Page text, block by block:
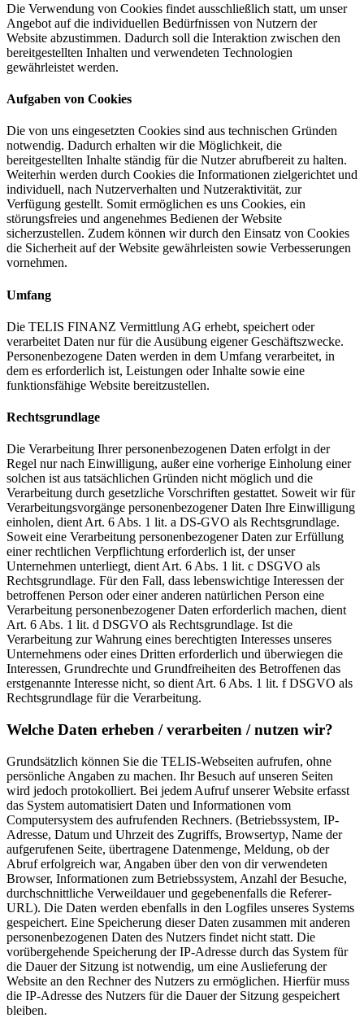
Die Verwendung von Cookies findet ausschließlich statt, um unser
Angebot auf die individuellen Bedürfnissen von Nutzern der
Website abzustimmen. Dadurch soll die Interaktion zwischen den
bereitgestellten Inhalten und verwendeten Technologien
gewährleistet werden.
Aufgaben von Cookies
Die von uns eingesetzten Cookies sind aus technischen Gründen
notwendig. Dadurch erhalten wir die Möglichkeit, die
bereitgestellten Inhalte ständig für die Nutzer abrufbereit zu halten.
Weiterhin werden durch Cookies die Informationen zielgerichtet und
individuell, nach Nutzerverhalten und Nutzeraktivität, zur
Verfügung gestellt. Somit ermöglichen es uns Cookies, ein
störungsfreies und angenehmes Bedienen der Website
sicherzustellen. Zudem können wir durch den Einsatz von Cookies
die Sicherheit auf der Website gewährleisten sowie Verbesserungen
vornehmen.
Umfang
Die TELIS FINANZ Vermittlung AG erhebt, speichert oder
verarbeitet Daten nur für die Ausübung eigener Geschäftszwecke.
Personenbezogene Daten werden in dem Umfang verarbeitet, in
dem es erforderlich ist, Leistungen oder Inhalte sowie eine
funktionsfähige Website bereitzustellen.
Rechtsgrundlage
Die Verarbeitung Ihrer personenbezogenen Daten erfolgt in der
Regel nur nach Einwilligung, außer eine vorherige Einholung einer
solchen ist aus tatsächlichen Gründen nicht möglich und die
Verarbeitung durch gesetzliche Vorschriften gestattet. Soweit wir für
Verarbeitungsvorgänge personenbezogener Daten Ihre Einwilligung
einholen, dient Art. 6 Abs. 1 lit. a DS-GVO als Rechtsgrundlage.
Soweit eine Verarbeitung personenbezogener Daten zur Erfüllung
einer rechtlichen Verpflichtung erforderlich ist, der unser
Unternehmen unterliegt, dient Art. 6 Abs. 1 lit. c DSGVO als
Rechtsgrundlage. Für den Fall, dass lebenswichtige Interessen der
betroffenen Person oder einer anderen natürlichen Person eine
Verarbeitung personenbezogener Daten erforderlich machen, dient
Art. 6 Abs. 1 lit. d DSGVO als Rechtsgrundlage. Ist die
Verarbeitung zur Wahrung eines berechtigten Interesses unseres
Unternehmens oder eines Dritten erforderlich und überwiegen die
Interessen, Grundrechte und Grundfreiheiten des Betroffenen das
erstgenannte Interesse nicht, so dient Art. 6 Abs. 1 lit. f DSGVO als
Rechtsgrundlage für die Verarbeitung.
Welche Daten erheben / verarbeiten / nutzen wir?
Grundsätzlich können Sie die TELIS-Webseiten aufrufen, ohne
persönliche Angaben zu machen. Ihr Besuch auf unseren Seiten
wird jedoch protokolliert. Bei jedem Aufruf unserer Website erfasst
das System automatisiert Daten und Informationen vom
Computersystem des aufrufenden Rechners. (Betriebssystem, IP-
Adresse, Datum und Uhrzeit des Zugriffs, Browsertyp, Name der
aufgerufenen Seite, übertragene Datenmenge, Meldung, ob der
Abruf erfolgreich war, Angaben über den von dir verwendeten
Browser, Informationen zum Betriebssystem, Anzahl der Besuche,
durchschnittliche Verweildauer und gegebenenfalls die Referer-
URL). Die Daten werden ebenfalls in den Logfiles unseres Systems
gespeichert. Eine Speicherung dieser Daten zusammen mit anderen
personenbezogenen Daten des Nutzers findet nicht statt. Die
vorübergehende Speicherung der IP-Adresse durch das System für
die Dauer der Sitzung ist notwendig, um eine Auslieferung der
Website an den Rechner des Nutzers zu ermöglichen. Hierfür muss
die IP-Adresse des Nutzers für die Dauer der Sitzung gespeichert
bleiben.